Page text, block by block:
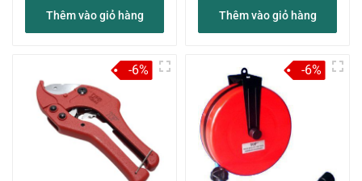
Thêm vào giỏ hàng Thêm vào giỏ hàng
-6% -6%